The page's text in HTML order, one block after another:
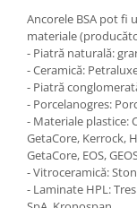
Ancorele BSA pot fi
materiale
- Piatră naturală:
- Ceramică:
- Piatră
- Porcelanogres:
- Materiale plastice:
GetaCore, Kerrock,
GetaCore, EOS,
- Vitroceramică:
- Laminate HPL: